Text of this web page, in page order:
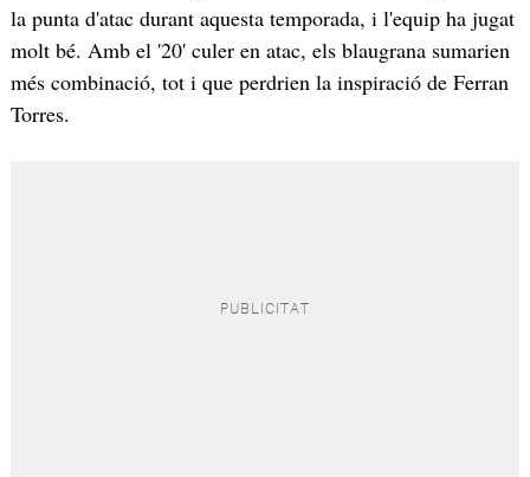
la punta d'atac durant aquesta temporada, i l'equip ha jugat
molt bé. Amb el '20' culer en atac, els blaugrana sumarien
més combinació, tot i que perdrien la inspiració de Ferran
Torres.